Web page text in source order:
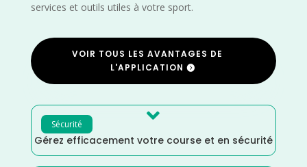
services et outils utiles à votre sport.
VOIR TOUS LES AVANTAGES DE
L'APPLICATION
Sécurité 
Gérez efficacement votre course et en sécurité